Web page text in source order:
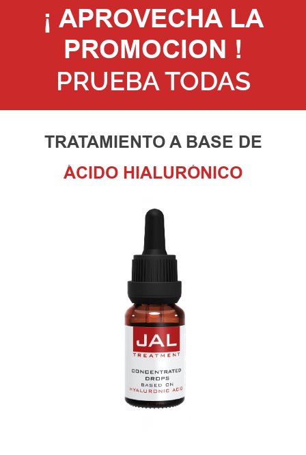
¡ APROVECHA LA
PROMOCION !
PRUEBA TODAS
TRATAMIENTO A BASE DE
ÁCIDO HIALURÓNICO